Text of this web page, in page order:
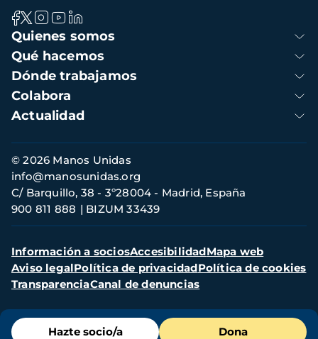
Menú
Hazte socio/a Dona
Navegación
principal
Quienes somos
Qué hacemos
Dónde trabajamos
Colabora
Actualidad
Información
de
contacto
© 2026 Manos Unidas
C/ Barquillo, 38 - 3º28004 - Madrid, España
900 811 888
BIZUM 33439
info@manosunidas.org
Menú
secundario
Información a sociosAccesibilidadMapa web
Aviso legalPolítica de privacidadPolítica de cookies
TransparenciaCanal de denuncias